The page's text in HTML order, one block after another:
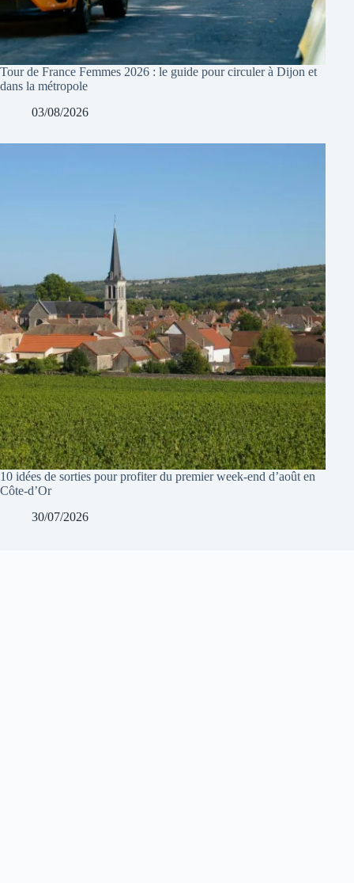
Tour de France Femmes 2026 : le guide pour circuler à Dijon et
dans la métropole
03/08/2026
10 idées de sorties pour profiter du premier week-end d’août en
Côte-d’Or
30/07/2026